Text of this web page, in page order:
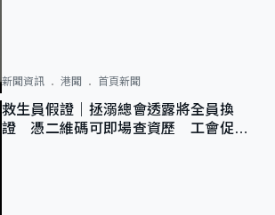
新聞資訊 港聞 首頁新聞
救生員假證｜拯溺總會透露將全員換
證 憑二維碼可即場查資歷 工會促加